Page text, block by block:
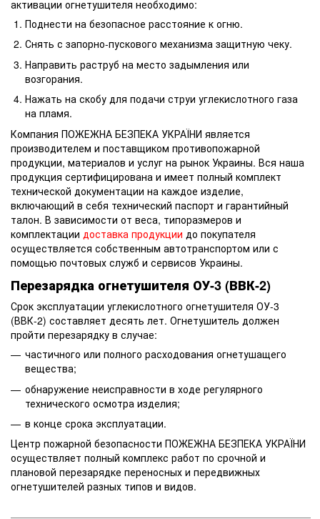
активации огнетушителя необходимо:
Поднести на безопасное расстояние к огню.
Снять с запорно-пускового механизма защитную чеку.
Направить раструб на место задымления или
возгорания.
Нажать на скобу для подачи струи углекислотного газа
на пламя.
Компания ПОЖЕЖНА БЕЗПЕКА УКРАЇНИ является
производителем и поставщиком противопожарной
продукции, материалов и услуг на рынок Украины. Вся наша
продукция сертифицирована и имеет полный комплект
технической документации на каждое изделие,
включающий в себя технический паспорт и гарантийный
талон. В зависимости от веса, типоразмеров и
комплектации доставка продукции до покупателя
осуществляется собственным автотранспортом или с
помощью почтовых служб и сервисов Украины.
Перезарядка огнетушителя ОУ-3 (ВВК-2)
Срок эксплуатации углекислотного огнетушителя ОУ-3
(ВВК-2) составляет десять лет. Огнетушитель должен
пройти перезарядку в случае:
частичного или полного расходования огнетушащего
вещества;
обнаружение неисправности в ходе регулярного
технического осмотра изделия;
в конце срока эксплуатации.
Центр пожарной безопасности ПОЖЕЖНА БЕЗПЕКА УКРАЇНИ
осуществляет полный комплекс работ по срочной и
плановой перезарядке переносных и передвижных
огнетушителей разных типов и видов.